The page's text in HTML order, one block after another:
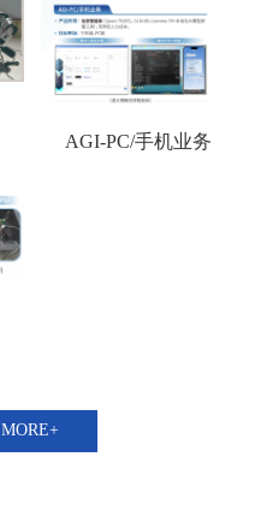
AGI-PC/手机业务
MORE+